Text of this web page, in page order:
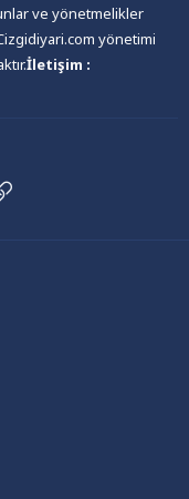
ve yönetmelikler
yönetimi
İletişim :